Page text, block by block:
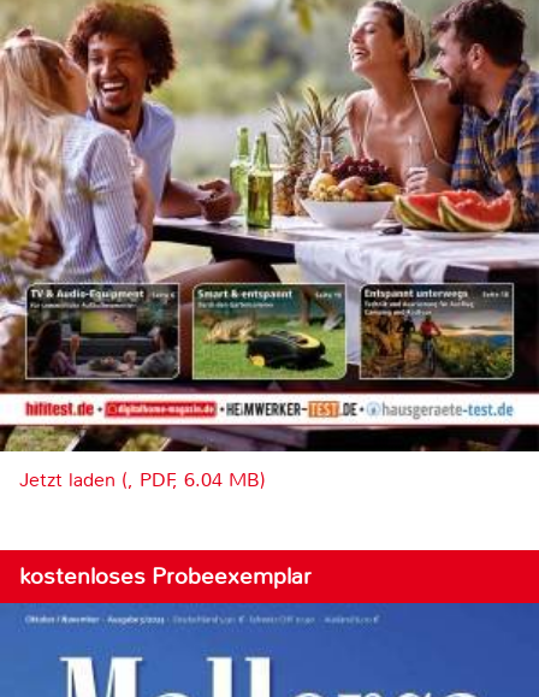
Jetzt laden (, PDF, 6.04 MB)
kostenloses Probeexemplar